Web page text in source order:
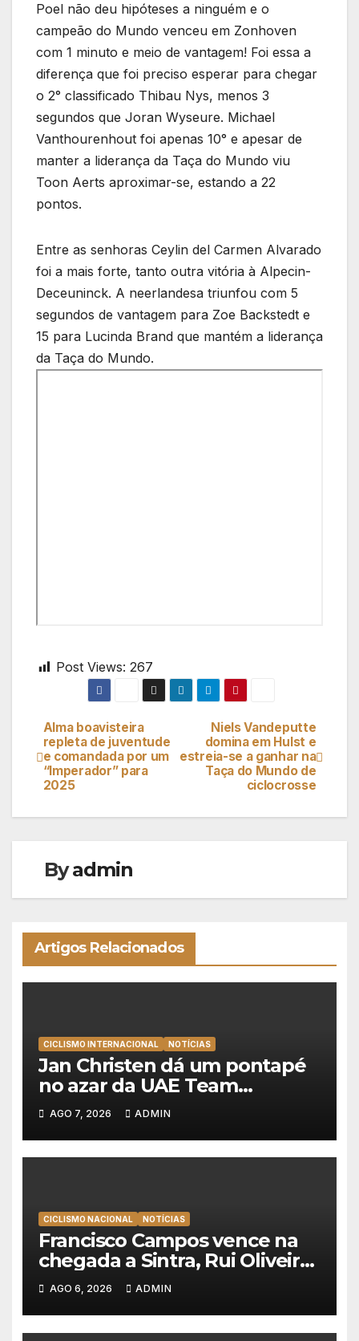
Poel não deu hipóteses a ninguém e o
campeão do Mundo venceu em Zonhoven
com 1 minuto e meio de vantagem! Foi essa a
diferença que foi preciso esperar para chegar
o 2° classificado Thibau Nys, menos 3
segundos que Joran Wyseure. Michael
Vanthourenhout foi apenas 10° e apesar de
manter a liderança da Taça do Mundo viu
Toon Aerts aproximar-se, estando a 22
pontos.
Entre as senhoras Ceylin del Carmen Alvarado
foi a mais forte, tanto outra vitória à Alpecin-
Deceuninck. A neerlandesa triunfou com 5
segundos de vantagem para Zoe Backstedt e
15 para Lucinda Brand que mantém a liderança
da Taça do Mundo.
Post Views: 267
Navegação
de
Niels Vandeputte
domina em Hulst e
estreia-se a ganhar na
Taça do Mundo de
ciclocrosse
Alma boavisteira
repleta de juventude
e comandada por um
“Imperador” para
2025
Byadmin
Artigos Relacionados
CICLISMO INTERNACIONAL NOTÍCIAS
Jan Christen dá um pontapé
no azar da UAE Team
Emirates e vence na Volta a
Polónia
AGO 7, 2026 ADMIN
CICLISMO NACIONAL NOTÍCIAS
Francisco Campos vence na
chegada a Sintra, Rui Oliveira
veste de amarelo na Volta a
Portugal
AGO 6, 2026 ADMIN